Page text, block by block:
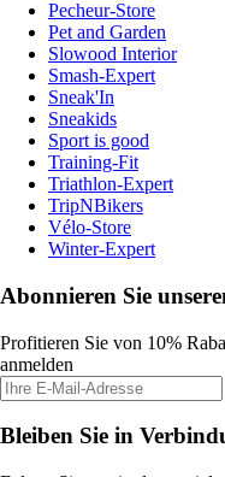
Pecheur-Store
Pet and Garden
Slowood Interior
Smash-Expert
Sneak'In
Sneakids
Sport is good
Training-Fit
Triathlon-Expert
TripNBikers
Vélo-Store
Winter-Expert
Abonnieren Sie
Profitieren Sie von 10%
anmelden
Bleiben Sie in